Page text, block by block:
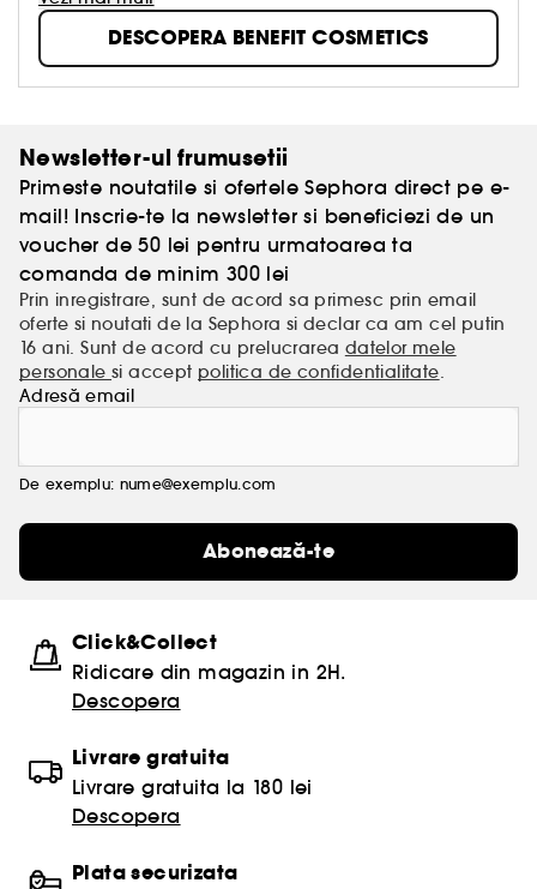
simtim bine. Pentru ca a te simti bine este
intotdeauna un look reusit.
DESCOPERA BENEFIT COSMETICS
Newsletter-ul frumusetii
Primeste noutatile si ofertele Sephora direct pe e-
mail! Inscrie-te la newsletter si beneficiezi de un
voucher de 50 lei pentru urmatoarea ta
comanda de minim 300 lei
Prin inregistrare, sunt de acord sa primesc prin email
oferte si noutati de la Sephora si declar ca am cel putin
16 ani. Sunt de acord cu prelucrarea datelor mele
personalesi accept politica de confidentialitate.
Adresă email
De exemplu: nume@exemplu.com
Abonează-te
Click&Collect
Ridicare din magazin in 2H.
Descopera
Livrare gratuita
Livrare gratuita la 180 lei
Descopera
Plata securizata